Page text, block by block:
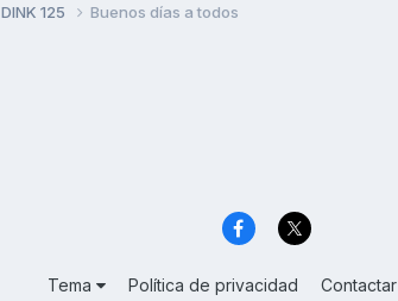
125 Buenos días a todos
Tema Política de privacidad Contactar